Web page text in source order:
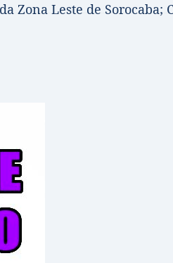
Zona Leste de